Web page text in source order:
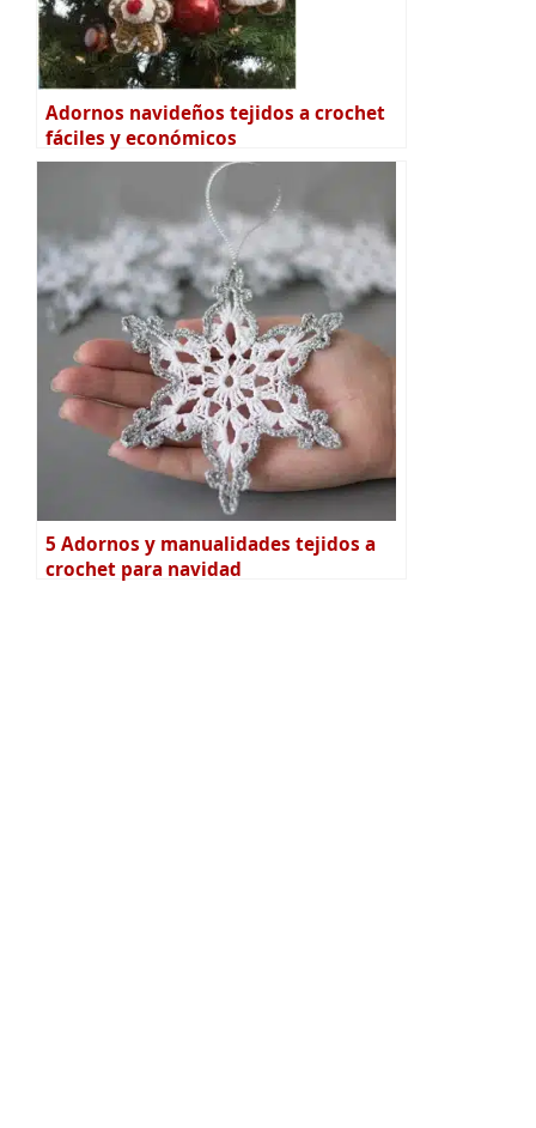
Adornos navideños tejidos a crochet
fáciles y económicos
5 Adornos y manualidades tejidos a
crochet para navidad